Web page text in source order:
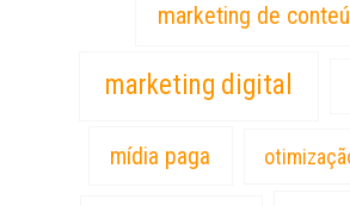
marketing de
marketing digital
mídia paga